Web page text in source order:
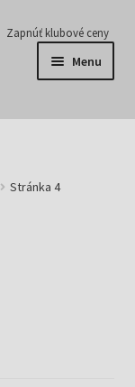
Preskočiť
navigáciu
Preskočiť
obsah
Zapnúť klubové ceny
Menu
Stránka 4